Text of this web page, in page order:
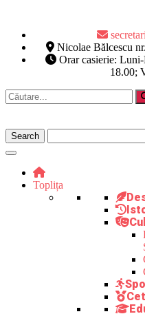
Nicolae Bălcescu
Orar casierie:
18.00;
Toplița